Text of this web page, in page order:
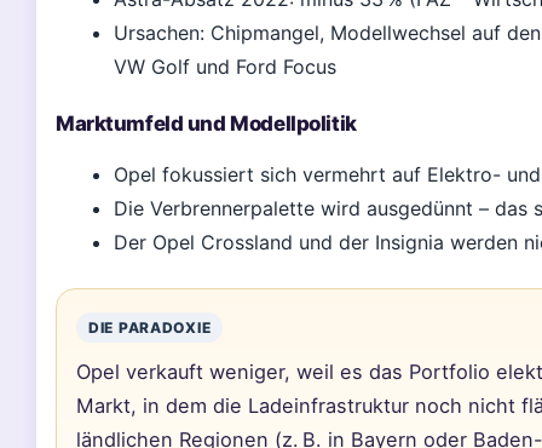
Ursachen: Chipmangel, Modellwechsel auf
VW Golf und Ford Focus
Marktumfeld und Modellpolitik
Opel fokussiert sich vermehrt auf Elektro-
Die Verbrennerpalette wird ausgedünnt –
Der Opel Crossland und der Insignia werden
DIE PARADOXIE
Opel verkauft weniger, weil es das Portfolio
Markt, in dem die Ladeinfrastruktur noch nicht
ländlichen Regionen (z. B. in Bayern oder